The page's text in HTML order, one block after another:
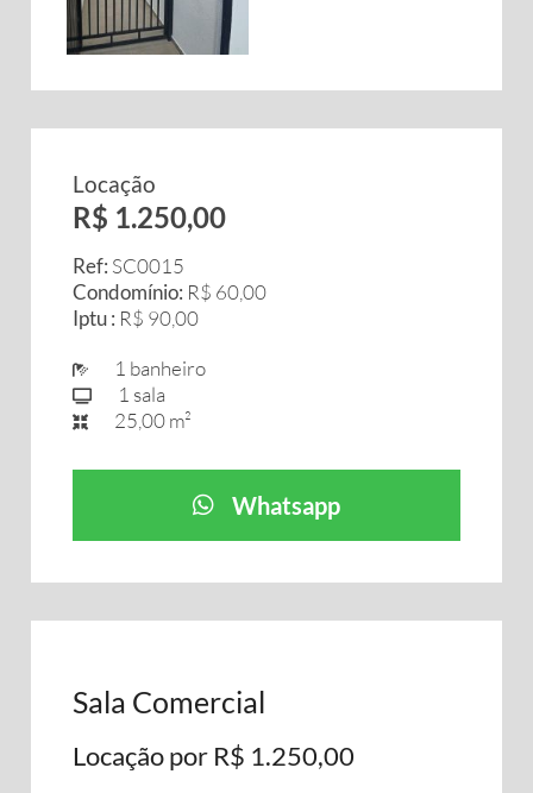
Locação
R$ 1.250,00
Ref: SC0015
Condomínio: R$ 60,00
Iptu : R$ 90,00
1 banheiro
1 sala
25,00 m²
Whatsapp
Sala Comercial
Locação por R$ 1.250,00